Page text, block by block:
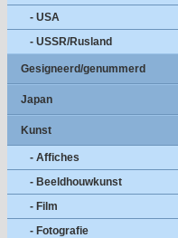
- USA
- USSR/Rusland
Gesigneerd/genummerd
Japan
Kunst
- Affiches
- Beeldhouwkunst
- Film
- Fotografie